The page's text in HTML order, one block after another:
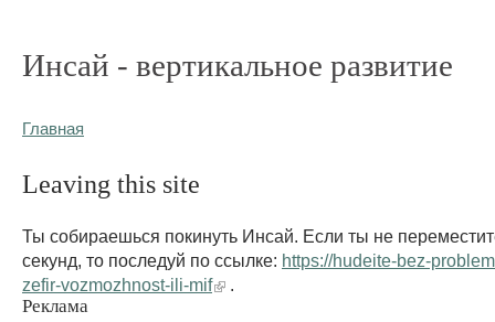
Инсай - вертикальное развитие
Главная
Leaving this site
Ты собираешься покинуть Инсай. Если ты не
секунд, то последуй по ссылке: https://hudeite-bez-
zefir-vozmozhnost-ili-mif
Реклама